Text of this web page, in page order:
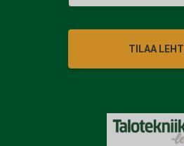
TILAA LEHTI